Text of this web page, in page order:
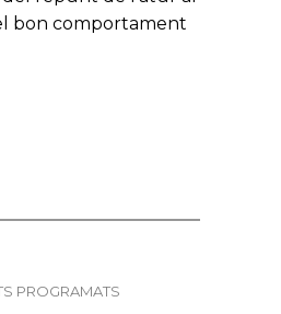
bon comportament
PROGRAMATS